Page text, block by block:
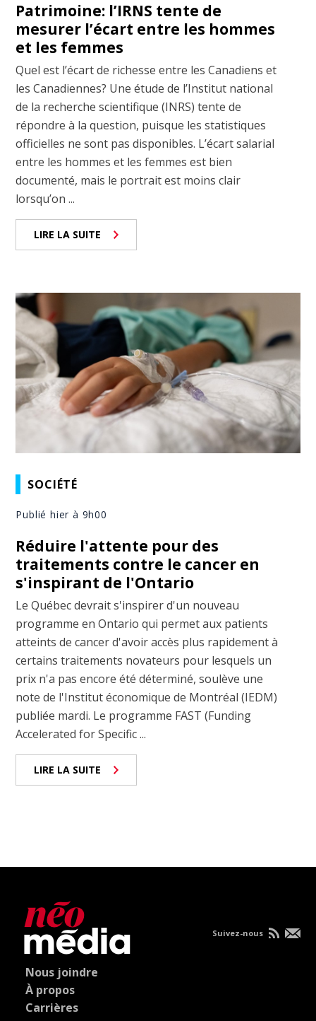
Patrimoine: l’IRNS tente de
mesurer l’écart entre les hommes
et les femmes
Quel est l’écart de richesse entre les Canadiens et
les Canadiennes? Une étude de l’Institut national
de la recherche scientifique (INRS) tente de
répondre à la question, puisque les statistiques
officielles ne sont pas disponibles. L’écart salarial
entre les hommes et les femmes est bien
documenté, mais le portrait est moins clair
lorsqu’on ...
LIRE LA SUITE
SOCIÉTÉ
Publié hier à 9h00
Réduire l'attente pour des
traitements contre le cancer en
s'inspirant de l'Ontario
Le Québec devrait s'inspirer d'un nouveau
programme en Ontario qui permet aux patients
atteints de cancer d'avoir accès plus rapidement à
certains traitements novateurs pour lesquels un
prix n'a pas encore été déterminé, soulève une
note de l'Institut économique de Montréal (IEDM)
publiée mardi. Le programme FAST (Funding
Accelerated for Specific ...
LIRE LA SUITE
Nous joindre
À propos
Carrières
Suivez-nous